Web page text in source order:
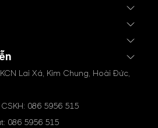
Lai Xá, Kim Chung, Hoài Đức,
086 5956 515
086 5956 515